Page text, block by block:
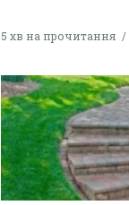
5 хв на прочитання